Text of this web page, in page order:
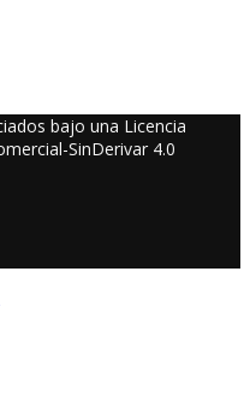
bajo una Licencia
SinDerivar 4.0